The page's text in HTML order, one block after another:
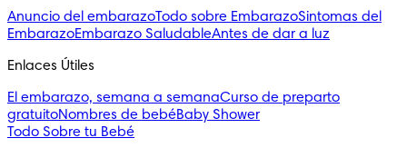
Anuncio del embarazoTodo sobre EmbarazoSintomas del
EmbarazoEmbarazo SaludableAntes de dar a luz
Enlaces Útiles
El embarazo, semana a semanaCurso de preparto
gratuitoNombres de bebéBaby Shower
Todo Sobre tu Bebé